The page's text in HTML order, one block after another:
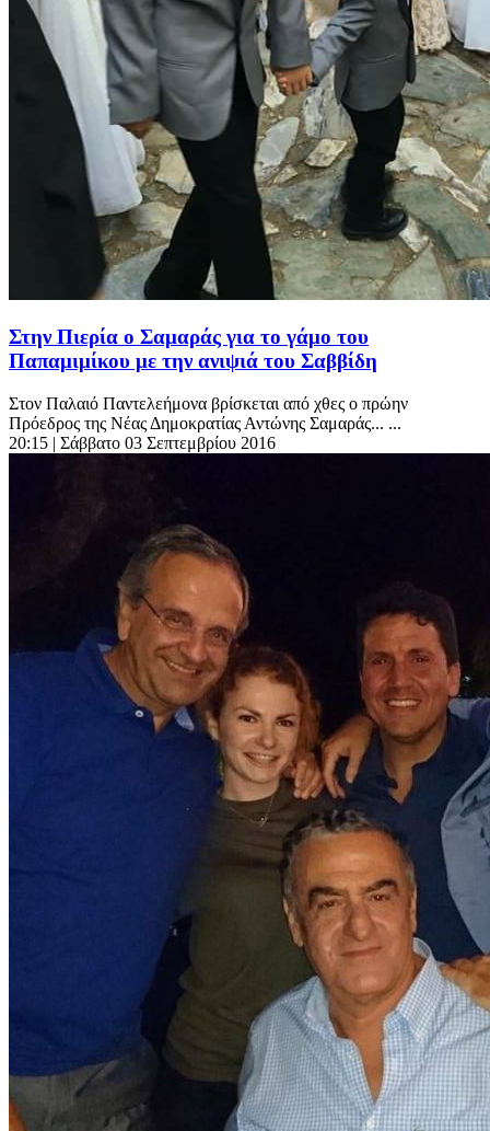
Στην Πιερία ο Σαμαράς για το γάμο του
Παπαμιμίκου με την ανιψιά του Σαββίδη
Στον Παλαιό Παντελεήμονα βρίσκεται από χθες ο πρώην
Πρόεδρος της Νέας Δημοκρατίας Αντώνης Σαμαράς... ...
20:15 | Σάββατο 03 Σεπτεμβρίου 2016